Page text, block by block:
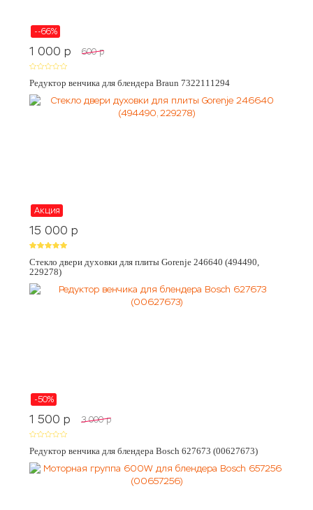
--66%
1 000 p 600 p
Редуктор венчика для блендера Braun 7322111294
Акция
15 000 p
Стекло двери духовки для плиты Gorenje 246640 (494490,
229278)
-50%
1 500 p 3 000 p
Редуктор венчика для блендера Bosch 627673 (00627673)